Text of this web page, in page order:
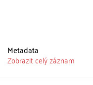
Metadata
Zobrazit celý záznam